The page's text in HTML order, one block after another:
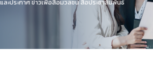
ละประกาศ ข่าวเพื่อสื่อมวลชน สื่อประชาสัมพันธ์